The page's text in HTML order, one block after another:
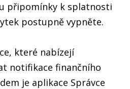
připomínky k splatnosti
postupně vypněte.
které nabízejí
notifikace finančního
je aplikace Správce